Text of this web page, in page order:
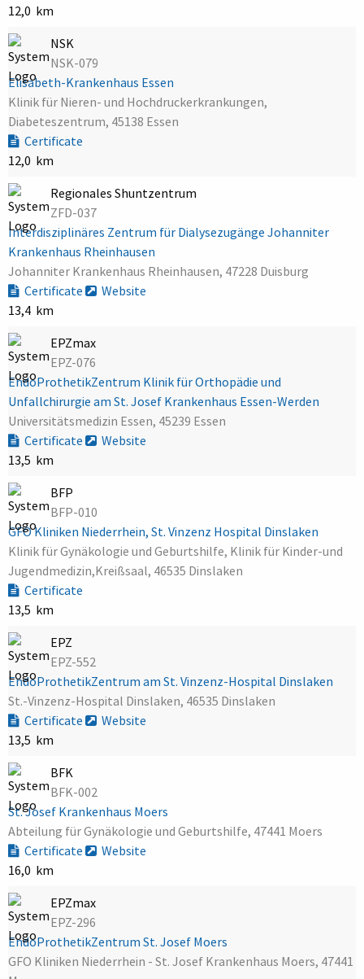
12,0 km
NSK
NSK-079
Elisabeth-Krankenhaus Essen
Klinik für Nieren- und Hochdruckerkrankungen,
Diabeteszentrum, 45138 Essen
Certificate
12,0 km
Regionales Shuntzentrum
ZFD-037
Interdisziplinäres Zentrum für Dialysezugänge Johanniter
Krankenhaus Rheinhausen
Johanniter Krankenhaus Rheinhausen, 47228 Duisburg
Certificate
Website
13,4 km
EPZmax
EPZ-076
EndoProthetikZentrum Klinik für Orthopädie und
Unfallchirurgie am St. Josef Krankenhaus Essen-Werden
Universitätsmedizin Essen, 45239 Essen
Certificate
Website
13,5 km
BFP
BFP-010
GFO Kliniken Niederrhein, St. Vinzenz Hospital Dinslaken
Klinik für Gynäkologie und Geburtshilfe, Klinik für Kinder-und
Jugendmedizin,Kreißsaal, 46535 Dinslaken
Certificate
13,5 km
EPZ
EPZ-552
EndoProthetikZentrum am St. Vinzenz-Hospital Dinslaken
St.-Vinzenz-Hospital Dinslaken, 46535 Dinslaken
Certificate
Website
13,5 km
BFK
BFK-002
St. Josef Krankenhaus Moers
Abteilung für Gynäkologie und Geburtshilfe, 47441 Moers
Certificate
Website
16,0 km
EPZmax
EPZ-296
EndoProthetikZentrum St. Josef Moers
GFO Kliniken Niederrhein - St. Josef Krankenhaus Moers, 47441